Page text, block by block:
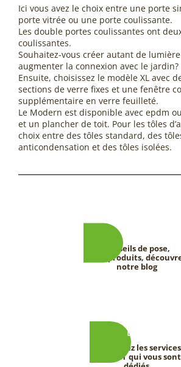
Ici vous avez le choix entre une porte
porte vitrée ou une porte coulissante.
Les double portes coulissantes ont
coulissantes.
Souhaitez-vous créer autant de
augmenter la connexion avec le jardin?
Ensuite, choisissez le modèle XL avec
sections de verre fixes et une fenêtre
supplémentaire en verre feuilleté.
Le Modern est disponible avec epdm
et un plancher de toit. Pour les tôles
choix entre des tôles standard, des
anticondensation et des tôles isolées.
Conseils de pose,
tests produits,
notre blog
Découvrez les services
DEEVERT qui vous sont